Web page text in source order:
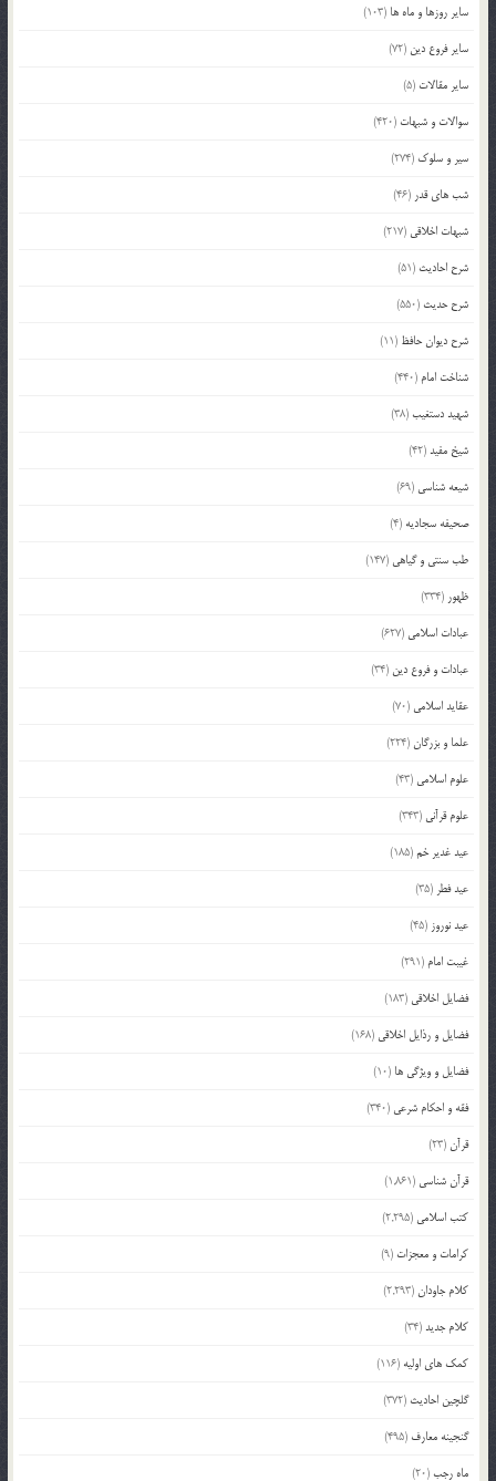
سایر روزها و ماه ها (103)
سایر فروع دین (72)
سایر مقالات (5)
سوالات و شبهات (420)
سیر و سلوک (274)
شب های قدر (46)
شبهات اخلاقی (217)
شرح احادیث (51)
شرح حدیث (550)
شرح دیوان حافظ (11)
شناخت امام (440)
شهید دستغیب(38)
شیخ مفید(42)
شیعه شناسی (69)
صحیفه سجادیه (4)
طب سنتی و گیاهی (147)
ظهور (334)
عبادات اسلامی (627)
عبادات و فروع دین (34)
عقاید اسلامی (70)
علما و بزرگان(224)
علوم اسلامی (43)
علوم قرآنی (343)
عید غدیر خم(185)
عید فطر (35)
عید نوروز (45)
غیبت امام (291)
فضایل اخلاقی (183)
فضایل و رذایل اخلاقی (168)
فضایل و ویژگی ها (10)
فقه و احکام شرعی (340)
قرآن(23)
قرآن شناسی (1,861)
کتب اسلامی (2,295)
کرامات و معجزات (9)
کلام جاودان(2,293)
کلام جدید(34)
کمک های اولیه (116)
گلچین احادیث (372)
گنجینه معارف (495)
ماه رجب(20)